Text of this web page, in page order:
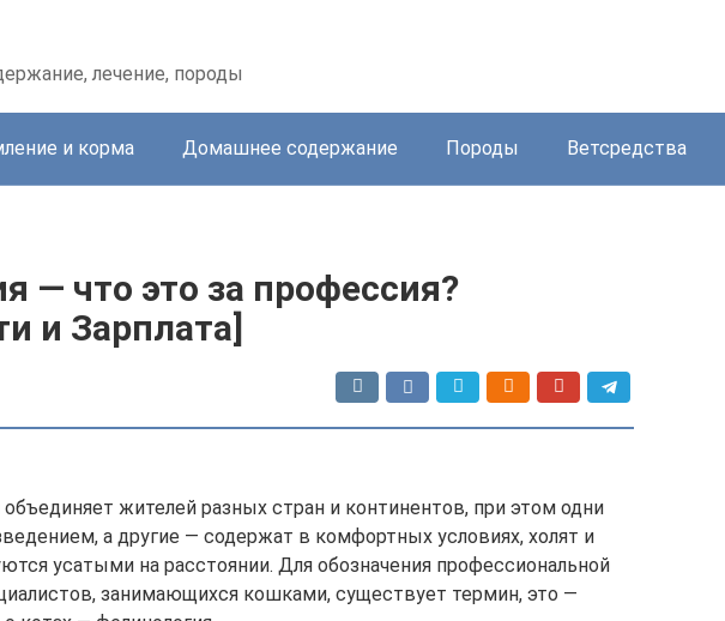
лечение, породы
и корма Домашнее содержание Породы Ветсредства
— что это за профессия?
и Зарплата]
жителей разных стран и континентов, при этом одни
а другие — содержат в комфортных условиях, холят и
усатыми на расстоянии. Для обозначения профессиональной
занимающихся кошками, существует термин, это —